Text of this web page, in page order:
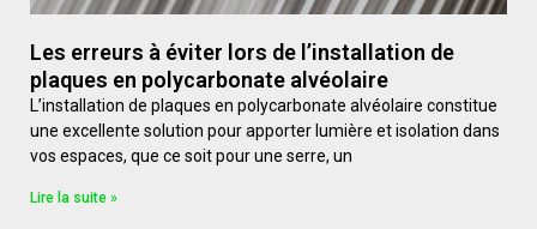
Les erreurs à éviter lors de l’installation de
plaques en polycarbonate alvéolaire
L’installation de plaques en polycarbonate alvéolaire constitue
une excellente solution pour apporter lumière et isolation dans
vos espaces, que ce soit pour une serre, un
Lire la suite »